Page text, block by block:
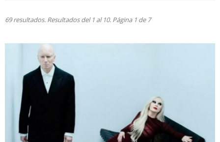
69 resultados. Resultados del 1 al 10. Página 1 de 7